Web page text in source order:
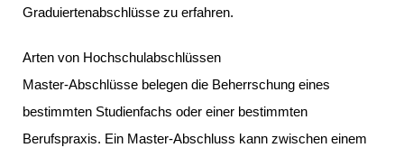
Graduiertenabschlüsse zu erfahren.
Arten von Hochschulabschlüssen
Master-Abschlüsse belegen die Beherrschung eines
bestimmten Studienfachs oder einer bestimmten
Berufspraxis. Ein Master-Abschluss kann zwischen einem